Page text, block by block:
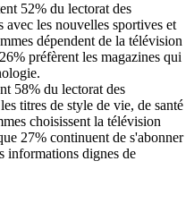
52% du lectorat des
les nouvelles sportives et
dépendent de la télévision
préfèrent les magazines qui
58% du lectorat des
titres de style de vie, de santé
choisissent la télévision
27% continuent de s'abonner
informations dignes de